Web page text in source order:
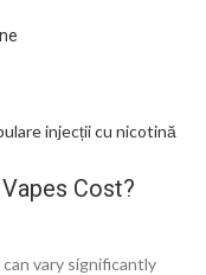
Cost?
vary significantly